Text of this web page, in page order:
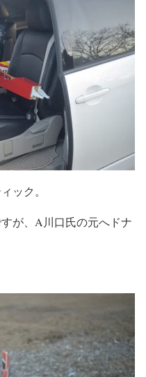
ック。
が、A川口氏の元へドナ